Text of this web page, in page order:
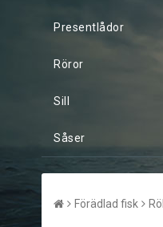
Presentlådor
Röror
Sill
Såser
Förädlad fisk